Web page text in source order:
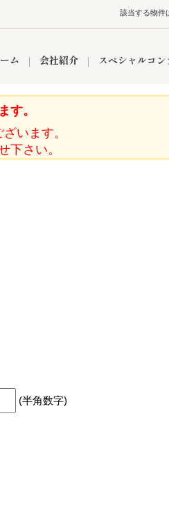
該当する物件
閲覧履歴
売却コラム
市
ム
【東京】補助金・助成金
会社紹介
イ
スペシャルコン
ースプライバシーポリシー
す。
います。
下さい。
(半角数字)